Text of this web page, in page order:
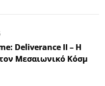
Deliverance II – Η
Μεσαιωνικό Κόσμο